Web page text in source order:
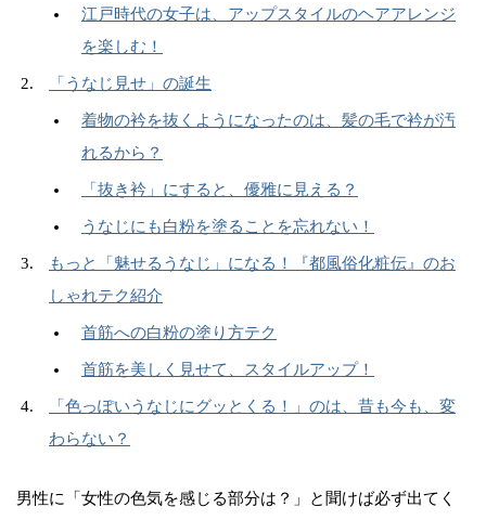
江戸時代の女子は、アップスタイルのヘアアレンジ
を楽しむ！
「うなじ見せ」の誕生
着物の衿を抜くようになったのは、髪の毛で衿が汚
れるから？
「抜き衿」にすると、優雅に見える？
うなじにも白粉を塗ることを忘れない！
もっと「魅せるうなじ」になる！『都風俗化粧伝』のお
しゃれテク紹介
首筋への白粉の塗り方テク
首筋を美しく見せて、スタイルアップ！
「色っぽいうなじにグッとくる！」のは、昔も今も、変
わらない？
男性に「女性の色気を感じる部分は？」と聞けば必ず出てく